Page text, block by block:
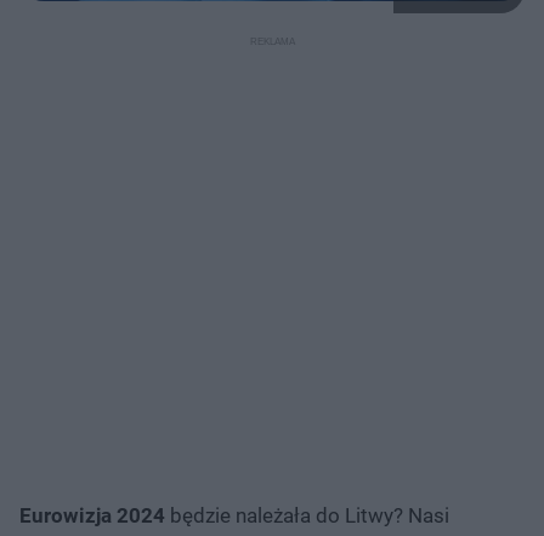
Eurowizja 2024 będzie należała do Litwy? Nasi